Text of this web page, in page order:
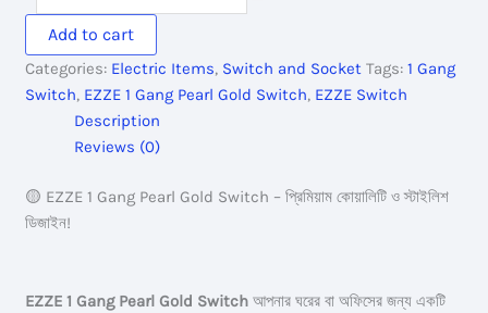
Gang
Pearl
Gold
Switch
quantity
Add to cart
Categories: Electric Items, Switch and Socket Tags:1 Gang
Switch, EZZE 1 Gang Pearl Gold Switch, EZZE Switch
Description
Reviews (0)
🟡 EZZE 1 Gang Pearl Gold Switch – প্রিমিয়াম কোয়ালিটি ও স্টাইলিশ
ডিজাইন!
EZZE 1 Gang Pearl Gold Switch আপনার ঘরের বা অফিসের জন্য একটি